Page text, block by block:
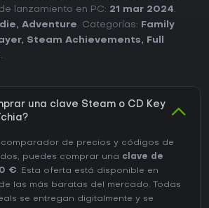
lanzamiento en PC: 21 mar 2024.
, Adventure. Categorías:
Family
, Steam Achievements,
Full
.
una clave Steam o CD Key
de precios y códigos de
puedes comprar una clave de
€. Esta oferta está disponible en
las más baratas del mercado. Todas
se entregan digitalmente y se